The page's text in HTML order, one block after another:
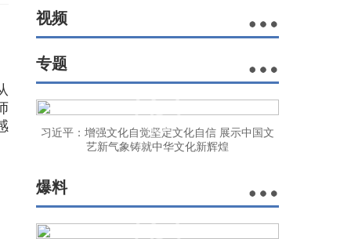
视频
专题
习近平：增强文化自觉坚定文化自信 展示中国文
艺新气象铸就中华文化新辉煌
爆料